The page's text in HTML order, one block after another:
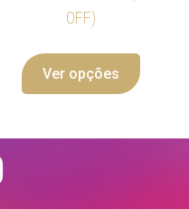
OFF)
Ver opções